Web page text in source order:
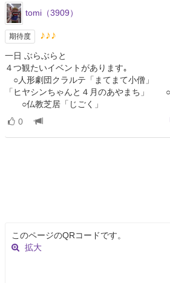
tomi（3909）
期待度 ♪♪♪
一日 ぶらぶらと
４つ観たいイベントがあります｡
○人形劇団クラルテ「まてまて小僧」
「ヒヤシンちゃんと４月のあやまち」
○仏教芝居「じごく」
0
このページのQRコードです。
拡大